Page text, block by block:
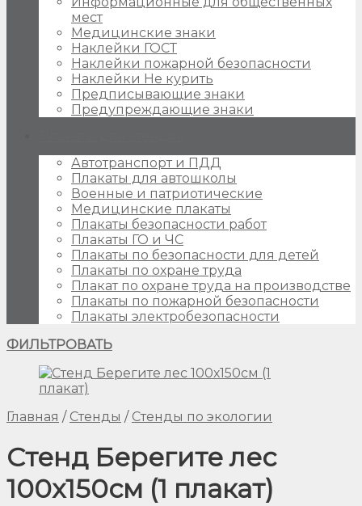
мест
Медицинские знаки
Наклейки ГОСТ
Наклейки пожарной безопасности
Наклейки Не курить
Предписывающие знаки
Предупреждающие знаки
Автотранспорт и ПДД
Плакаты для автошколы
Военные и патриотические
Медицинские плакаты
Плакаты безопасности работ
Плакаты ГО и ЧС
Плакаты по безопасности для детей
Плакаты по охране труда
Плакат по охране труда на производстве
Плакаты по пожарной безопасности
Плакаты электробезопасности
ФИЛЬТРОВАТЬ
Главная / Стенды / Стенды по экологии
Стенд Берегите лес
100х150см (1 плакат)